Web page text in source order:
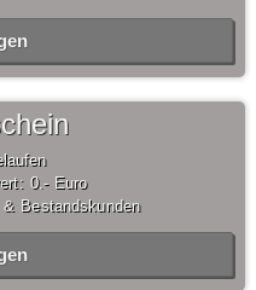
0,- Euro
Bestandskunden